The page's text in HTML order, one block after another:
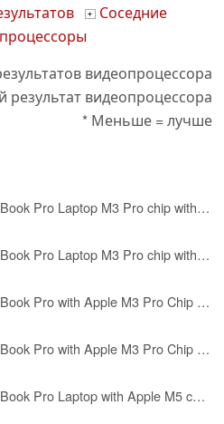
+ Соседние
видеопроцессора
результат видеопроцессора
* Меньше = лучше
Apple 2023 MacBook Pro Laptop M3 Pro chip with 11‑core CPU, 14‑core GPU: Built for Apple Intelligence, 14.2-inch Liquid Retina XDR Display, 18GB Unified Memory, 512GB SSD Storage; Space Black
Apple 2023 MacBook Pro Laptop M3 Pro chip with 12‑core CPU, 18‑core GPU: 16.2-inch Liquid Retina XDR Display, 18GB Unified Memory, 512GB SSD Storage. Works with iPhone/iPad; Space Black
2023 Apple MacBook Pro with Apple M3 Pro Chip (14-inch, 18GB RAM, 1TB SSD Storage) Space Black (Renewed Premium)
2023 Apple MacBook Pro with Apple M3 Pro Chip with 11 core CPU/14 core GPU (14-inch, 36GB RAM, 512GB SSD Storage) Silver (Renewed Premium)
Apple 2025 MacBook Pro Laptop with Apple M5 chip with 10‑core CPU and 10‑core GPU: Built for AI, 14.2-inch Liquid Retina XDR Display, 16GB Unified Memory, 1TB SSD Storage; Space Black